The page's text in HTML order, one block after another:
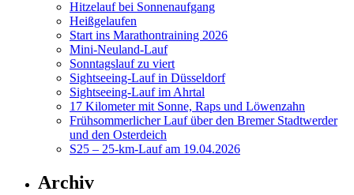
Hitzelauf bei Sonnenaufgang
Heißgelaufen
Start ins Marathontraining 2026
Mini-Neuland-Lauf
Sonntagslauf zu viert
Sightseeing-Lauf in Düsseldorf
Sightseeing-Lauf im Ahrtal
17 Kilometer mit Sonne, Raps und Löwenzahn
Frühsommerlicher Lauf über den Bremer Stadtwerder
und den Osterdeich
S25 – 25-km-Lauf am 19.04.2026
Archiv